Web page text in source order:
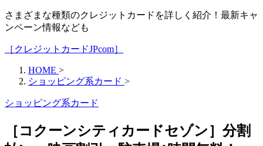
さまざまな種類のクレジットカードを詳しく紹介！最新キャ
ンペーン情報なども
［クレジットカードJPcom］
HOME >
ショッピング系カード >
ショッピング系カード
［コクーンシティカードセゾン］分割